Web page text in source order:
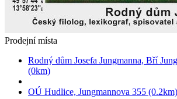
Prodejní místa
Rodný dům Josefa Jungmanna, Bří
(0km)
OÚ Hudlice, Jungmannova 355 (0.2km)